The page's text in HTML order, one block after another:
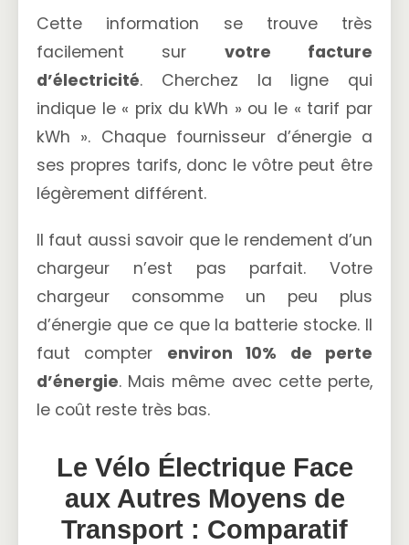
Cette information se trouve très
facilement sur votre facture
d’électricité. Cherchez la ligne qui
indique le « prix du kWh » ou le « tarif par
kWh ». Chaque fournisseur d’énergie a
ses propres tarifs, donc le vôtre peut être
légèrement différent.
Il faut aussi savoir que le rendement d’un
chargeur n’est pas parfait. Votre
chargeur consomme un peu plus
d’énergie que ce que la batterie stocke. Il
faut compter environ 10% de perte
d’énergie. Mais même avec cette perte,
le coût reste très bas.
Le Vélo Électrique Face
aux Autres Moyens de
Transport : Comparatif